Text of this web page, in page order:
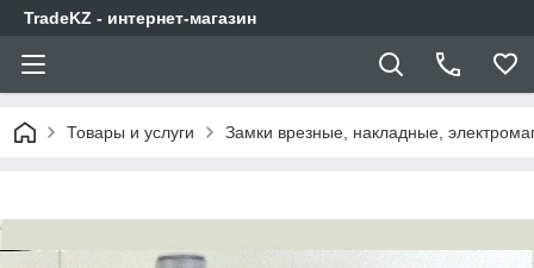
TradeKZ - интернет-магазин
Товары и услуги Замки врезные, накладные,